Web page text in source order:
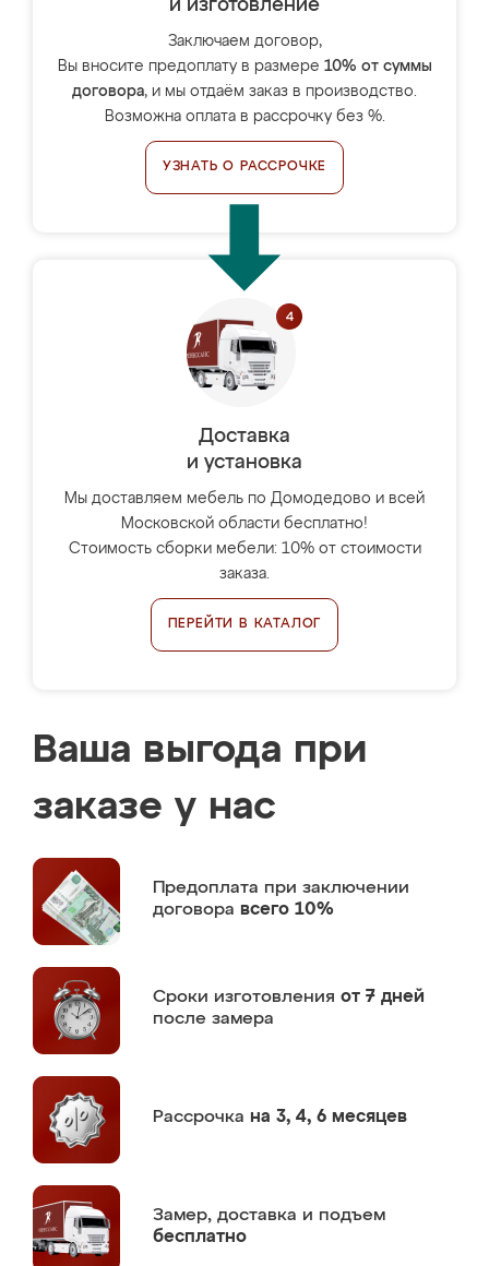
и изготовление
Заключаем договор,
Вы вносите предоплату в размере 10% от суммы
договора, и мы отдаём заказ в производство.
Возможна оплата в рассрочку без %.
УЗНАТЬ О РАССРОЧКЕ
Доставка
и установка
Мы доставляем мебель по Домодедово и всей
Московской области бесплатно!
Стоимость сборки мебели: 10% от стоимости
заказа.
ПЕРЕЙТИ В КАТАЛОГ
Ваша выгода при
заказе у нас
Предоплата при заключении
договора всего 10%
Сроки изготовления от 7 дней
после замера
Рассрочка на 3, 4, 6 месяцев
Замер, доставка и подъем
бесплатно